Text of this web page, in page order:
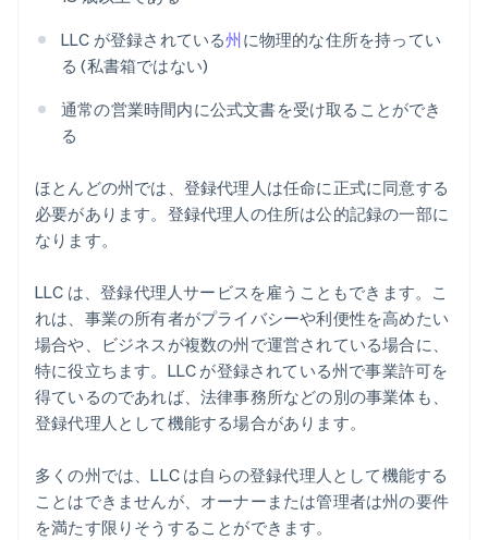
LLC が登録されている州に物理的な住所を持ってい
る (私書箱ではない)
通常の営業時間内に公式文書を受け取ることができ
る
ほとんどの州では、登録代理人は任命に正式に同意する
必要があります。登録代理人の住所は公的記録の一部に
なります。
LLC は、登録代理人サービスを雇うこともできます。こ
れは、事業の所有者がプライバシーや利便性を高めたい
場合や、ビジネスが複数の州で運営されている場合に、
特に役立ちます。LLC が登録されている州で事業許可を
得ているのであれば、法律事務所などの別の事業体も、
登録代理人として機能する場合があります。
多くの州では、LLC は自らの登録代理人として機能する
ことはできませんが、オーナーまたは管理者は州の要件
を満たす限りそうすることができます。